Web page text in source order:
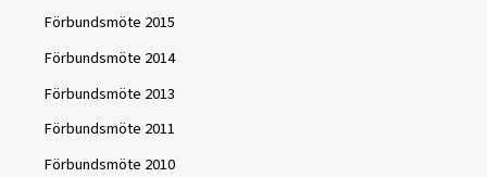
Förbundsmöte 2015
Förbundsmöte 2014
Förbundsmöte 2013
Förbundsmöte 2011
Förbundsmöte 2010